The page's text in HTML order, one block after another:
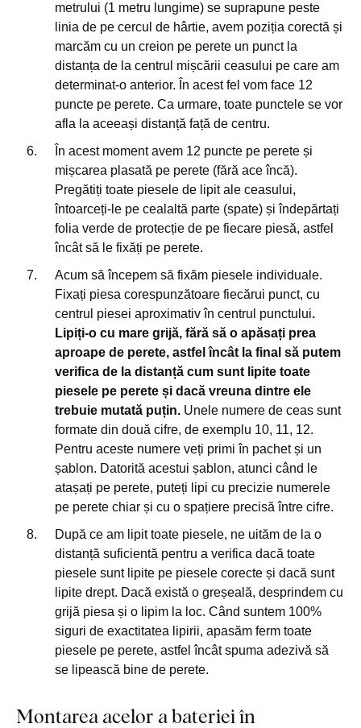
metrului (1 metru lungime) se suprapune peste
linia de pe cercul de hârtie, avem poziția corectă și
marcăm cu un creion pe perete un punct la
distanța de la centrul mișcării ceasului pe care am
determinat-o anterior. În acest fel vom face 12
puncte pe perete. Ca urmare, toate punctele se vor
afla la aceeași distanță față de centru.
În acest moment avem 12 puncte pe perete și
mișcarea plasată pe perete (fără ace încă).
Pregătiți toate piesele de lipit ale ceasului,
întoarceți-le pe cealaltă parte (spate) și îndepărtați
folia verde de protecție de pe fiecare piesă, astfel
încât să le fixăți pe perete.
Acum să începem să fixăm piesele individuale.
Fixați piesa corespunzătoare fiecărui punct, cu
centrul piesei aproximativ în centrul punctului.
Lipiți-o cu mare grijă, fără să o apăsați prea
aproape de perete, astfel încât la final să putem
verifica de la distanță cum sunt lipite toate
piesele pe perete și dacă vreuna dintre ele
trebuie mutată puțin. Unele numere de ceas sunt
formate din două cifre, de exemplu 10, 11, 12.
Pentru aceste numere veți primi în pachet și un
șablon. Datorită acestui șablon, atunci când le
atașați pe perete, puteți lipi cu precizie numerele
pe perete chiar și cu o spațiere precisă între cifre.
După ce am lipit toate piesele, ne uităm de la o
distanță suficientă pentru a verifica dacă toate
piesele sunt lipite pe piesele corecte și dacă sunt
lipite drept. Dacă există o greșeală, desprindem cu
grijă piesa și o lipim la loc. Când suntem 100%
siguri de exactitatea lipirii, apasăm ferm toate
piesele pe perete, astfel încât spuma adezivă să
se lipească bine de perete.
Montarea acelor a bateriei în